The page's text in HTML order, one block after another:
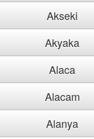
Akseki
Akyaka
Alaca
Alacam
Alanya